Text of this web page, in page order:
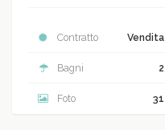
Contratto Vendita
Bagni 2
Foto 31